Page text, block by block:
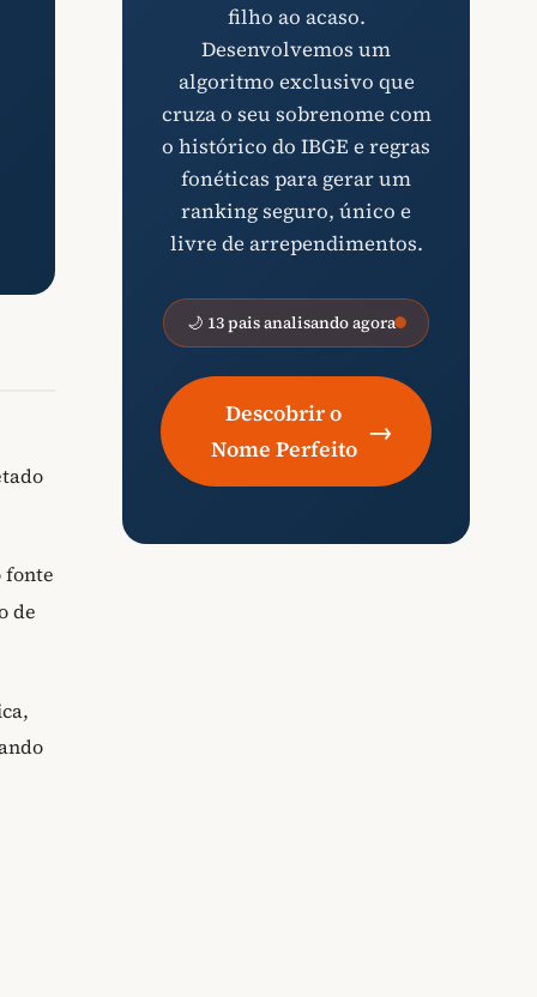
fonte
de
filho ao acaso.
Desenvolvemos um
algoritmo exclusivo que
cruza o seu sobrenome com
o histórico do IBGE e regras
fonéticas para gerar um
ranking seguro, único e
livre de arrependimentos.
🌙 13 pais analisando agora
Descobrir o
Nome Perfeito
→